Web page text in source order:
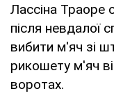
Лассіна Траоре
після невдалої
вибити м'яч зі
рикошету м'яч
воротах.